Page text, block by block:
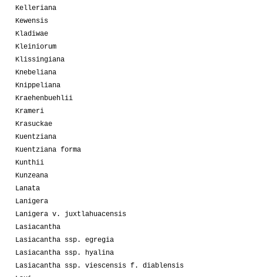
Kelleriana
Kewensis
Kladiwae
Kleiniorum
Klissingiana
Knebeliana
Knippeliana
Kraehenbuehlii
Krameri
Krasuckae
Kuentziana
Kuentziana forma
Kunthii
Kunzeana
Lanata
Lanigera
Lanigera v. juxtlahuacensis
Lasiacantha
Lasiacantha ssp. egregia
Lasiacantha ssp. hyalina
Lasiacantha ssp. viescensis f. diablensis